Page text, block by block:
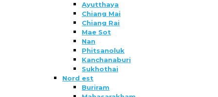
Ayutthaya
Chiang Mai
Chiang Rai
Mae Sot
Nan
Phitsanoluk
Kanchanaburi
Sukhothai
Nord est
Buriram